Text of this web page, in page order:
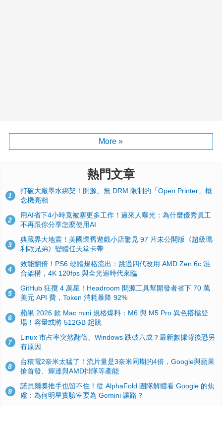
More »
熱門文章
1
打破大廠墨水綁架！開源、無 DRM 限制的「Open Printer」概
念機亮相
2
用AI省下4小時竟被塞更多工作！過來人曝光：為什麼優秀員工
不再跟你分享怎麼使用AI
3
典藏界大地震！美國懷舊遊戲小店驚見 97 片未公開版《超級瑪
利歐兄弟》變體任天堂卡帶
4
效能翻倍！PS6 硬體規格流出：跳過四代改用 AMD Zen 6c 混
合架構，4K 120fps 與全光追時代來臨
5
GitHub 狂攬 4 萬星！Headroom 開源工具幫開發者省下 70 萬
美元 API 費，Token 消耗暴降 92%
6
蘋果 2026 款 Mac mini 規格爆料：M6 與 M5 Pro 異色搭檔登
場！容量或將 512GB 起跳
7
Linux 市占率突然翻倍、Windows 跌破六成？最新數據背後恐另
有原因
8
台積電2奈米太猛了！流片量是3奈米同期的4倍，Google與蘋果
搶首發、輝達與AMD排隊等產能
9
諾貝爾獎推手也留不住！從 AlphaFold 團隊解體看 Google 的焦
慮：為何明星實驗室要為 Gemini 讓路？